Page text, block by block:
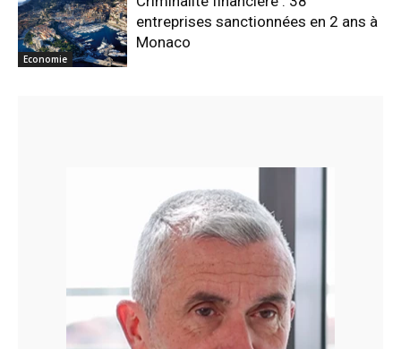
Economie
entreprises sanctionnées en 2 ans à
Monaco